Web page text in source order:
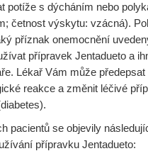
potíže s dýcháním nebo
četnost výskytu: vzácná).
příznak onemocnění
přípravek Jentadueto a
Lékař Vám může
reakce a změnit léčivé
pacientů se objevily
přípravku Jentadueto: